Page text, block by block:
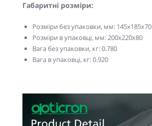
Габаритні розміри:
Розміри без упаковки, мм: 145x185х70
Розміри в упаковці, мм: 200x220х80
Вага без упаковки, кг: 0.780
Вага в упаковці, кг: 0.920